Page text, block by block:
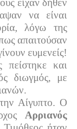
είχαν δήθεν
να είναι
λόγω της
απαιτούσαν
ευμενείς!
πείστηκε και
διωγμός, με
Αίγυπτο. Ο
Αρριανός